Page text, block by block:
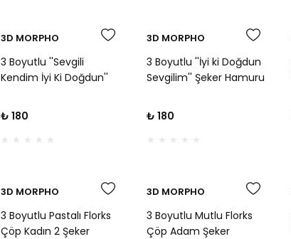
3D MORPHO
3 Boyutlu ''Sevgili
Kendim İyi Ki Doğdun''
Baskı Kalıbı - Esprili ve Öz
Sevgi Temalı Doğum
Günü Kurabiyeleri İçin
₺ 180
3D MORPHO
3 Boyutlu ''İyi ki Doğdun
Sevgilim'' Şeker Hamuru
Romantik Doğum Günü
Kurabiyeleri İçin
₺ 180
3D MORPHO
3 Boyutlu Pastalı Florks
Çöp Kadın 2 Şeker
3D MORPHO
3 Boyutlu Mutlu Florks
Çöp Adam Şeker